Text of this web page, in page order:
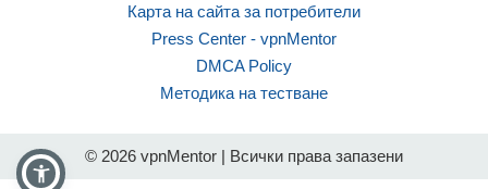
Карта на сайта за потребители
Press Center - vpnMentor
DMCA Policy
Методика на тестване
© 2026 vpnMentor | Всички права запазени